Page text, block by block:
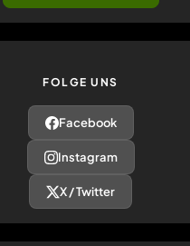
FOLGE UNS
Facebook
Instagram
X / Twitter